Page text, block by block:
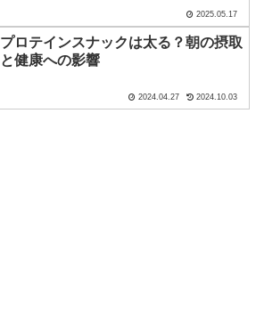
2025.05.17
プロテインスナックは太る？朝の摂取
と健康への影響
2024.04.27 2024.10.03